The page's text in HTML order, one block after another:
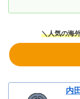
＼人気の海
内